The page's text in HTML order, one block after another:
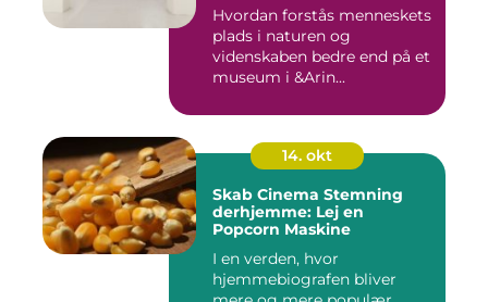
Hvordan forstås menneskets
plads i naturen og
videnskaben bedre end på et
museum i &Arin...
14. okt
Skab Cinema Stemning
derhjemme: Lej en
Popcorn Maskine
I en verden, hvor
hjemmebiografen bliver